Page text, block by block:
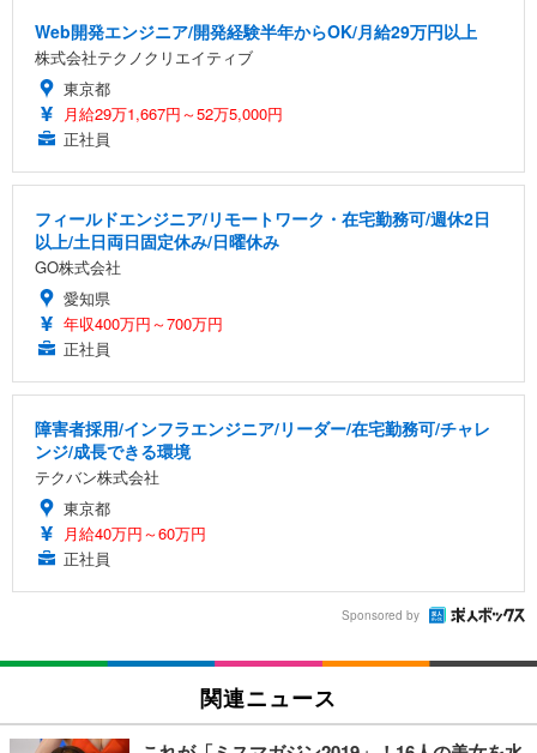
Web開発エンジニア/開発経験半年からOK/月給29万円以上
株式会社テクノクリエイティブ
東京都
月給29万1,667円～52万5,000円
正社員
フィールドエンジニア/リモートワーク・在宅勤務可/週休2日
以上/土日両日固定休み/日曜休み
GO株式会社
愛知県
年収400万円～700万円
正社員
障害者採用/インフラエンジニア/リーダー/在宅勤務可/チャレ
ンジ/成長できる環境
テクバン株式会社
東京都
月給40万円～60万円
正社員
Sponsored by
関連ニュース